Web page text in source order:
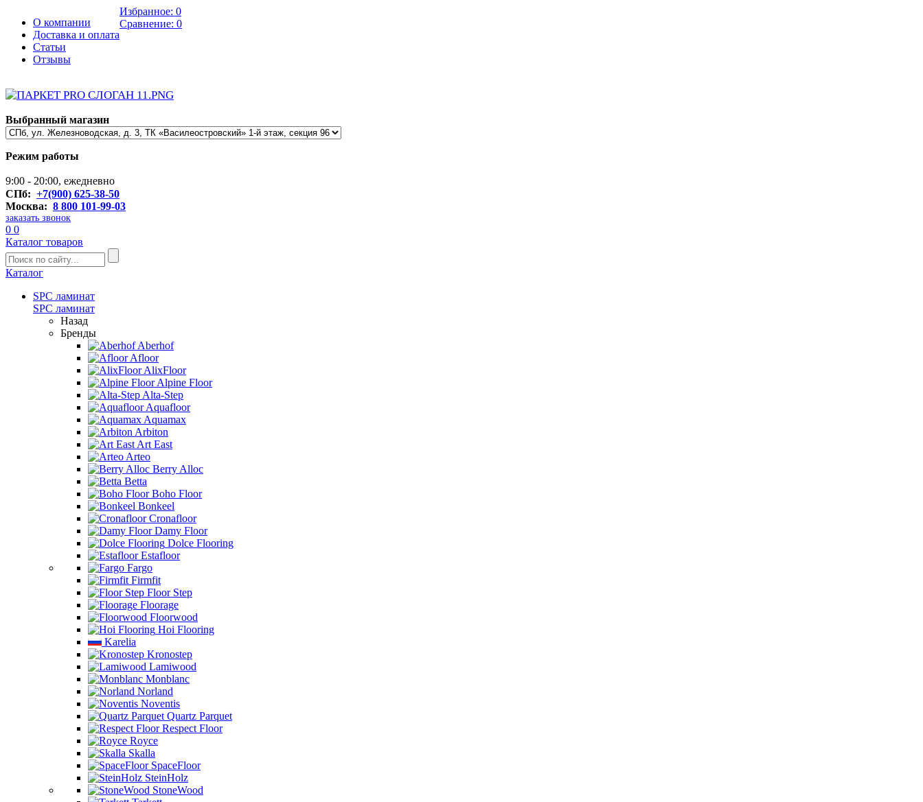
О компании
Доставка и оплата
Статьи
Отзывы
Избранное: 0
Сравнение: 0
Выбранный магазин
Режим работы
9:00 - 20:00, ежедневно
СПб: +7(900) 625-38-50
Москва: 8 800 101-99-03
заказать звонок
0 0
Каталог товаров
Каталог
SPC ламинат
SPC ламинат
Назад
Бренды
Aberhof
Afloor
AlixFloor
Alpine Floor
Alta-Step
Aquafloor
Aquamax
Arbiton
Art East
Arteo
Berry Alloc
Betta
Boho Floor
Bonkeel
Cronafloor
Damy Floor
Dolce Flooring
Estafloor
Fargo
Firmfit
Floor Step
Floorage
Floorwood
Hoi Flooring
Karelia
Kronostep
Lamiwood
Monblanc
Norland
Noventis
Quartz Parquet
Respect Floor
Royce
Skalla
SpaceFloor
SteinHolz
StoneWood